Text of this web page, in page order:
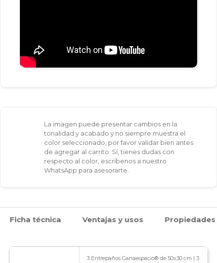
La imagen puede presentar cambios en la
tonalidad y acabado y no siempre muestra el
color seleccionado, por favor validar bien antes
de agregar al carrito. Sí, tienes dudas con
respecto al color, escríbenos a nuestro
WhatsApp para asesorarte.
Ficha técnica Ventajas y usos Propiedades
3 Entrepaños Ganaespacio® de 50x30 cm | 3